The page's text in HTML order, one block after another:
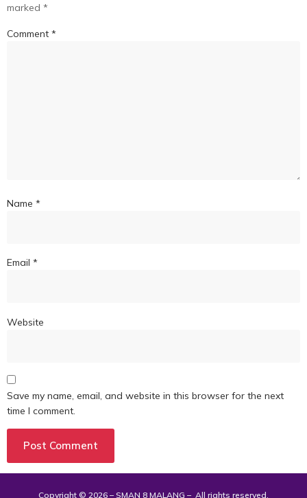
marked *
Comment *
Name *
Email *
Website
Save my name, email, and website in this browser for the next
time I comment.
Copyright © 2026 – SMAN 8 MALANG – All rights reserved.